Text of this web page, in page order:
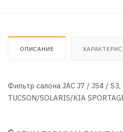
ОПИСАНИЕ
Фильтр салона JAC J7 / JS4 /
TUCSON/SOLARIS/KIA